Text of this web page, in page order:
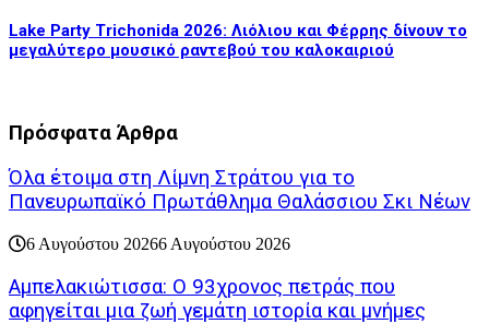
Lake Party Trichonida 2026: Λιόλιου και Φέρρης δίνουν το
μεγαλύτερο μουσικό ραντεβού του καλοκαιριού
Πρόσφατα Άρθρα
Όλα έτοιμα στη Λίμνη Στράτου για το
Πανευρωπαϊκό Πρωτάθλημα Θαλάσσιου Σκι Νέων
6 Αυγούστου 20266 Αυγούστου 2026
Αμπελακιώτισσα: Ο 93χρονος πετράς που
αφηγείται μια ζωή γεμάτη ιστορία και μνήμες